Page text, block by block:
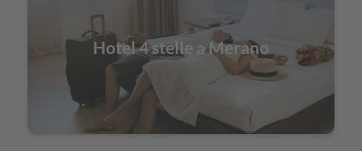
Hotel 4 stelle a Merano